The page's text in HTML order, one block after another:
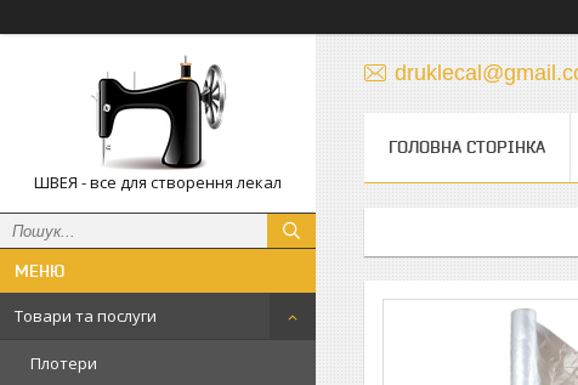
ШВЕЯ - все для створення лекал
Товари та послуги
Плотери
ГОЛОВНА СТОРІНКА